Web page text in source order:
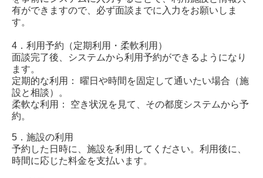
有ができますので、必ず面談までに入力をお願いしま
す。
4．利用予約（定期利用・柔軟利用）
面談完了後、システムから利用予約ができるようになり
ます。
定期的な利用： 曜日や時間を固定して通いたい場合（施
設と相談）。
柔軟な利用： 空き状況を見て、その都度システムから予
約。
5．施設の利用
予約した日時に、施設を利用してください。利用後に、
時間に応じた料金を支払います。